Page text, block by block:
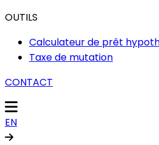
OUTILS
Calculateur de prêt
Taxe de mutation
CONTACT
EN